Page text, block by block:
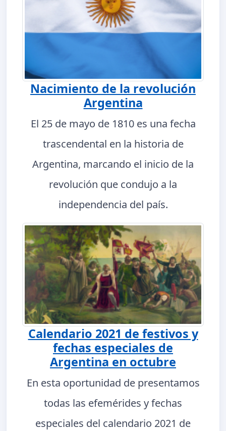
Nacimiento de la revolución
Argentina
El 25 de mayo de 1810 es una fecha
trascendental en la historia de
Argentina, marcando el inicio de la
revolución que condujo a la
independencia del país.
Calendario 2021 de festivos y
fechas especiales de
Argentina en octubre
En esta oportunidad de presentamos
todas las efemérides y fechas
especiales del calendario 2021 de